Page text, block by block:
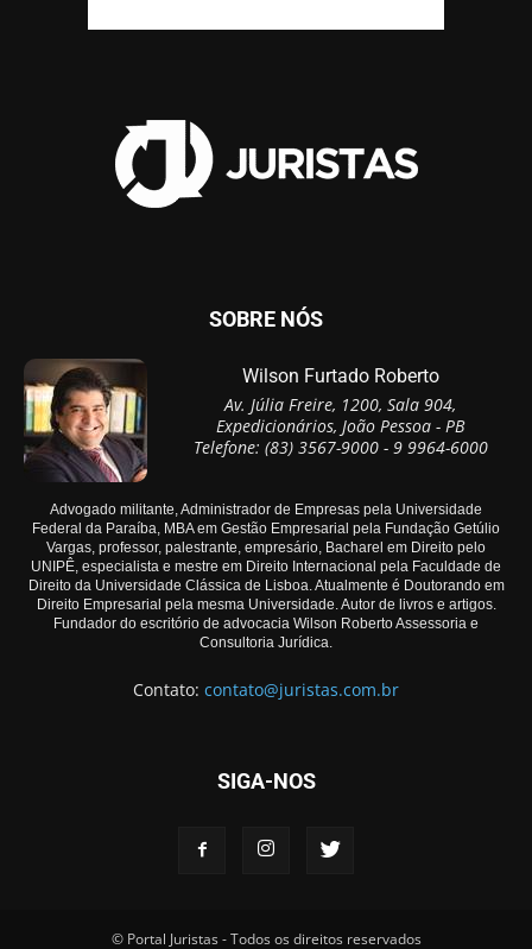
SOBRE NÓS
Wilson Furtado Roberto
Av. Júlia Freire, 1200, Sala 904,
Expedicionários, João Pessoa - PB
Telefone: (83) 3567-9000 - 9 9964-6000
Advogado militante, Administrador de Empresas pela Universidade
Federal da Paraíba, MBA em Gestão Empresarial pela Fundação Getúlio
Vargas, professor, palestrante, empresário, Bacharel em Direito pelo
UNIPÊ, especialista e mestre em Direito Internacional pela Faculdade de
Direito da Universidade Clássica de Lisboa. Atualmente é Doutorando em
Direito Empresarial pela mesma Universidade. Autor de livros e artigos.
Fundador do escritório de advocacia Wilson Roberto Assessoria e
Consultoria Jurídica.
Contato: contato@juristas.com.br
SIGA-NOS
© Portal Juristas - Todos os direitos reservados